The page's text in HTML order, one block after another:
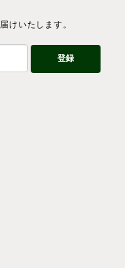
けいたします。
登録